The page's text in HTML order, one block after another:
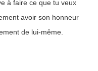
à faire ce que tu veux
avoir son honneur
de lui-même.